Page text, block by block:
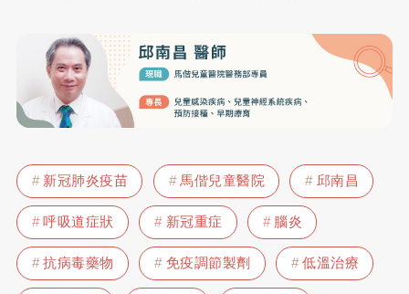
新冠肺炎疫苗 馬偕兒童醫院
邱南昌
呼吸道症狀
新冠重症
腦炎
抗病毒藥物
免疫調節製劑
低溫治療